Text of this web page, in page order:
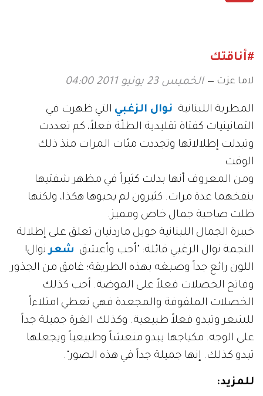
#أناقتك
لاما عزت الخميس 23 يونيو 2011 04:00
المطربة اللبنانية نوال الزغبي التي ظهرت في
الثمانينيات كفتاة تقليدية الطلّة فعلاً، كم تعددت
وتبدلت إطلالاتها وتجددت مئات المرات منذ ذلك
الوقت
ومن المعروف أنها بدلت كثيراً في مظهر شفتيها
بنفخهما عدة مرات. كثيرون لم يحبوها هكذا، ولكنها
ظلت صاحبة جمال خاص ومميز.
خبيرة الجمال اللبنانية جويل ماردنيان تعلق على إطلالة
النجمة نوال الزغبي قائلة: "أحب وأعشق شعرنوال!
اللون رائع جداً وصبغه بهذه الطريقة؛ غامق من الجذور
وفاتح الخصلات فعلاً على الموضة. أحب كذلك
الخصلات الملفوفة والمجعدة فهي تعطي امتلاءاً
للشعر وتبدو فعلاً طبيعية. وكذلك الغرة جميلة جداً
على الوجه. مكياجها يبدو منعشاً وطبيعياً ويجعلها
تبدو كذلك. إنها جميلة جداً في هذه الصور".
للمزيد: